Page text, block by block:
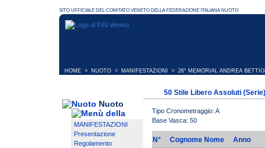
HOME > NUOTO > MANIFESTAZIONI > 26° MEMORIAL ANDREA
Nuoto
MANIFESTAZIONI
Presentazione
Regolamento
50 Stile Libero Assoluti (Serie)
Tipo Cronometraggio: A
Base Vasca: 50
N° Cognome Nome
Anno